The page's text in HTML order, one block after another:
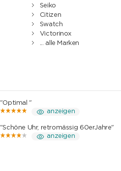
Seiko
Citizen
Swatch
Victorinox
... alle Marken
"Optimal "
anzeigen
"Schöne Uhr, retromässig 60erJahre"
anzeigen